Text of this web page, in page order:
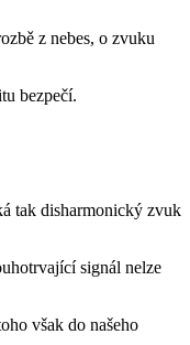
z nebes, o zvuku
bezpečí.
tak disharmonický zvuk
signál nelze
však do našeho